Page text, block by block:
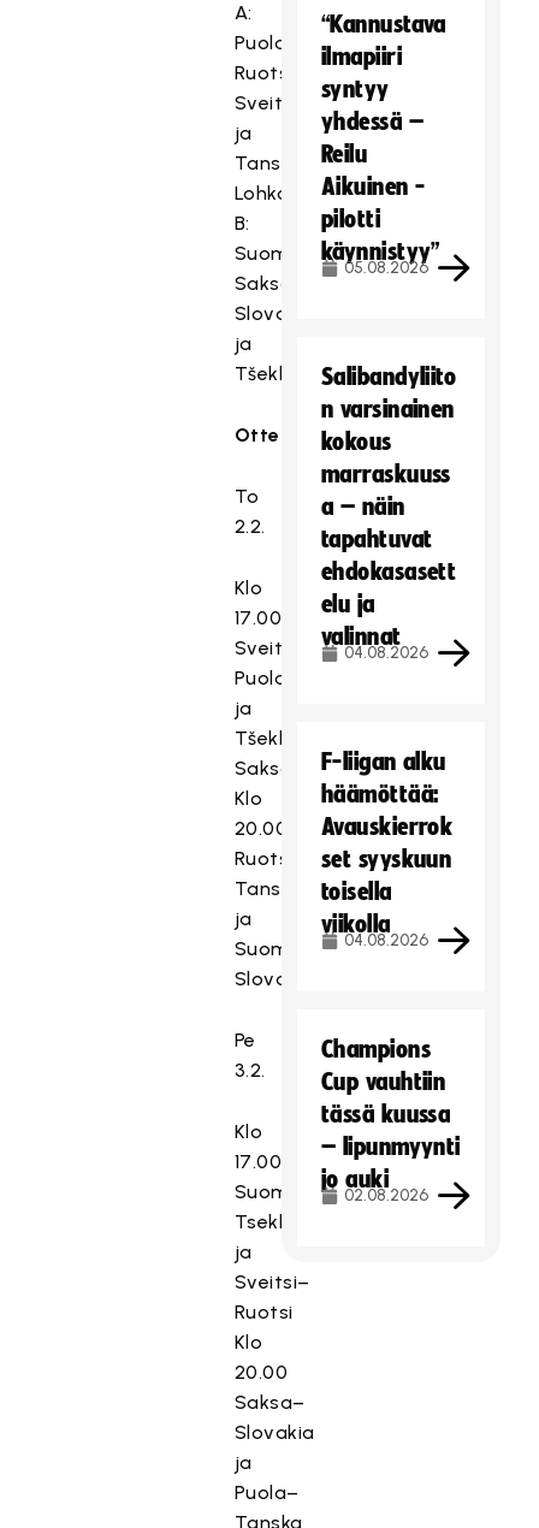
A:
Puola,
Ruotsi,
Sveitsi
ja
Tanska
Lohko
B:
Suomi,
Saksa,
Slovakia
ja
Tšekki.
Otteluohjelma:
To
2.2.
Klo
17.00
Sveitsi–
Puola
ja
Tšekki–
Saksa
Klo
20.00
Ruotsi–
Tanska
ja
Suomi–
Slovakia
Pe
3.2.
Klo
17.00
Suomi–
Tsekki
ja
Sveitsi–
Ruotsi
Klo
20.00
Saksa–
Slovakia
ja
Puola–
Tanska
“Kannustava
ilmapiiri
syntyy
yhdessä –
Reilu
Aikuinen -
pilotti
käynnistyy”
05.08.2026
Salibandyliito
n varsinainen
kokous
marraskuuss
a – näin
tapahtuvat
ehdokasasett
elu ja
valinnat
04.08.2026
F-liigan alku
häämöttää:
Avauskierrok
set syyskuun
toisella
viikolla
04.08.2026
Champions
Cup vauhtiin
tässä kuussa
– lipunmyynti
jo auki
02.08.2026